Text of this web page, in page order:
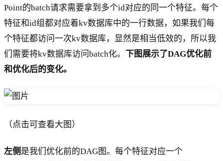
Point的batch请求需要拿到多个id对应的同一个特征。每个
特征和id组都对应着kv数据库中的一行数据，如果我们每
个特征都访问一次kv数据库，显然是相当低效的，所以我
们需要将kv数据库访问batch化。
下图展示了DAG优化前
和优化后的变化。
（点击可查看大图）
左侧 是我们优化前的DAG图。每个特征对应一个